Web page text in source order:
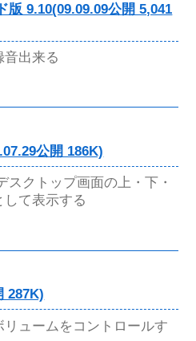
版 9.10(09.09.09公開 5,041
出来る
公開 186K)
スクトップ画面の上・下・
て表示する
287K)
ュームをコントロールす